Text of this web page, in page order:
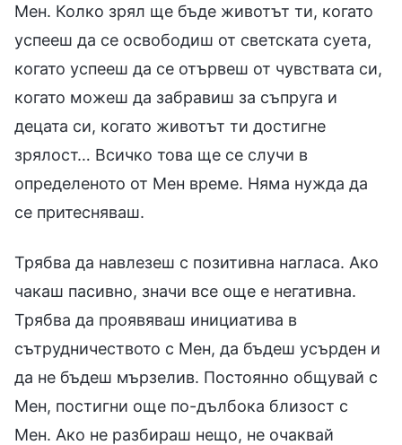
Мен. Колко зрял ще бъде животът ти, когато
успееш да се освободиш от светската суета,
когато успееш да се отървеш от чувствата си,
когато можеш да забравиш за съпруга и
децата си, когато животът ти достигне
зрялост… Всичко това ще се случи в
определеното от Мен време. Няма нужда да
се притесняваш.
Трябва да навлезеш с позитивна нагласа. Ако
чакаш пасивно, значи все още е негативна.
Трябва да проявяваш инициатива в
сътрудничеството с Мен, да бъдеш усърден и
да не бъдеш мързелив. Постоянно общувай с
Мен, постигни още по-дълбока близост с
Мен. Ако не разбираш нещо, не очаквай